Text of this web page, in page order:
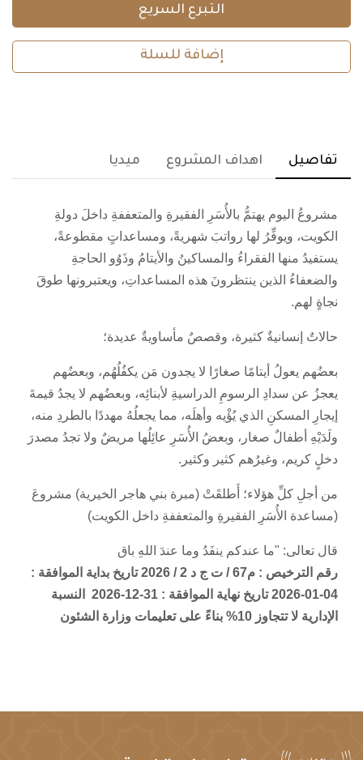
التبرع السريع
إضافة للسلة
تفاصيل اهداف المشروع ميديا
مشروعُ اليوم يهتمُّ بالأُسَرِ الفقيرةِ والمتعففةِ داخلَ دولةِ
الكويت، ويوفِّرُ لها رواتبَ شهريةً، ومساعداتٍ مقطوعةً،
يستفيدُ منها الفقراءُ والمساكينُ والأيتامُ وذَوُو الحاجةِ
والضعفاءُ الذين ينتظرونَ هذه المساعداتِ، ويعتبرونها طوقَ
نجاةٍ لهم.
حالاتٌ إنسانيةٌ كثيرة، وقصصٌ مأساويةٌ عديدة؛
بعضُهم يعولُ أيتامًا صغارًا لا يجدون مَن يكفُلُهُم، وبعضُهم
يعجزُ عن سدادِ الرسومِ الدراسيةِ لأبنائِه، وبعضُهم لا يجدُ قيمةَ
إيجارِ المسكنِ الذي يُؤْيه وأهلَه، مما يجعلُهُ مهددًا بالطردِ منه،
ولَدَيْهِ أطفالٌ صغار، وبعضُ الأُسَرِ عائِلُها مريضٌ ولا تجدُ مصدرَ
دخلٍ كريم، وغيرُهم كثير وكثير.
من أجلِ كلِّ هؤلاء؛ أَطلقَتْ (مبرة بني هاجر الخيرية) مشروعَ
(مساعدة الأُسَرِ الفقيرةِ والمتعففةِ داخل الكويت)
قال تعالى: "ما عندكم ينفَدُ وما عندَ اللهِ باق
رقم الترخيص : م67 / ت ج د 2 / 2026
تاريخ بداية الموافقة :
04-01-2026
تاريخ نهاية الموافقة
: 31-12-2026 النسبة
الإدارية لا تتجاوز 10% بناءً على تعليمات وزارة الشئون